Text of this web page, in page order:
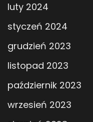
luty 2024
styczeń 2024
grudzień 2023
listopad 2023
październik 2023
wrzesień 2023